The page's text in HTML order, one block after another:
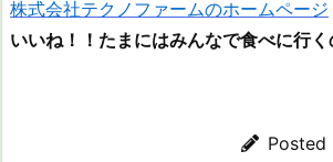
株式会社テクノファームのホームページ
いいね！！たまにはみんなで食べに行く
Posted